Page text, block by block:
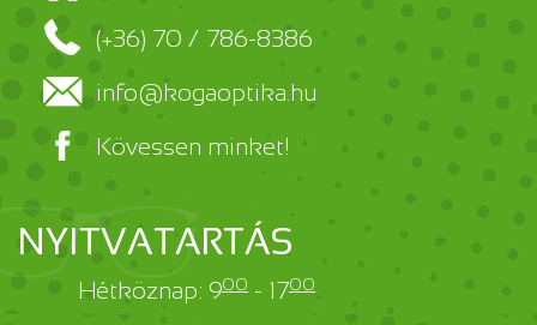
(+36) 70 / 786-8386
info@kogaoptika.hu
Kövessen minket!
NYITVATARTÁS
Hétköznap: 900 - 1700